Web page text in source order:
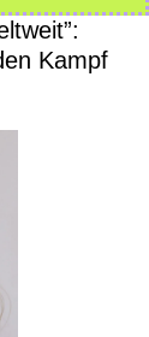
Kampf